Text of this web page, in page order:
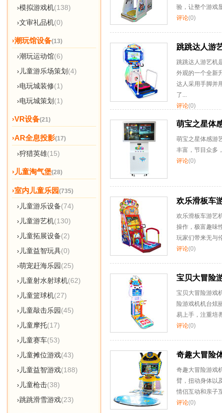
›模拟游戏机(138)
›文审礼品机(0)
›潮玩馆设备(13)
›潮玩运动馆(6)
›儿童游乐场策划 (4)
›电玩城装修(1)
›电玩城策划 (1)
›VR设备(21)
›AR全息投影(17)
›狩猎英雄(15)
›儿童淘气堡(28)
›室内儿童乐园(735)
›儿童游乐设备(74)
›儿童游艺机(130)
›儿童拓展设备(2)
›儿童益智玩具(0)
›萌宠赶海乐园(25)
›儿童射水射球机(62)
›儿童篮球机(27)
›儿童敲击乐园(45)
›儿童摩托(17)
›儿童赛车(53)
›儿童摊位游戏(43)
›儿童益智游戏(188)
›儿童枪击(38)
›跳跳滑雪游戏(23)
验，让整个游戏
评论(0)
跳跳达人游
跳跳达人游艺机
外观的一个全新
达人采用手脚并
了...
评论(0)
萌宝之星体
萌宝之星体感游
丰富，节目众多
评论(0)
欢乐滑板车
欢乐滑板车游艺
操作，极富趣味
玩家们带来无与
评论(0)
宝贝大冒险
宝贝大冒险游戏
险游戏机机台炫
易上手，注重培
评论(0)
奇趣大冒险
奇趣大冒险游戏
臂，扭动身体以
情侣互动和亲子
评论(0)